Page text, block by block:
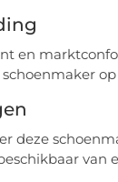
en
deze
van